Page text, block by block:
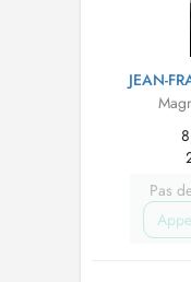
JEAN-
Pas